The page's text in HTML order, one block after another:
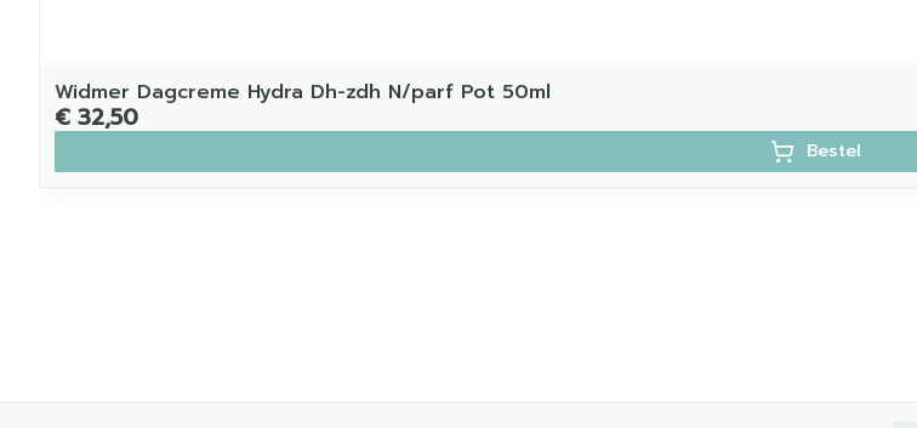
Widmer Dagcreme Hydra Dh-zdh N/parf Pot 50ml
€ 32,50
Bestel